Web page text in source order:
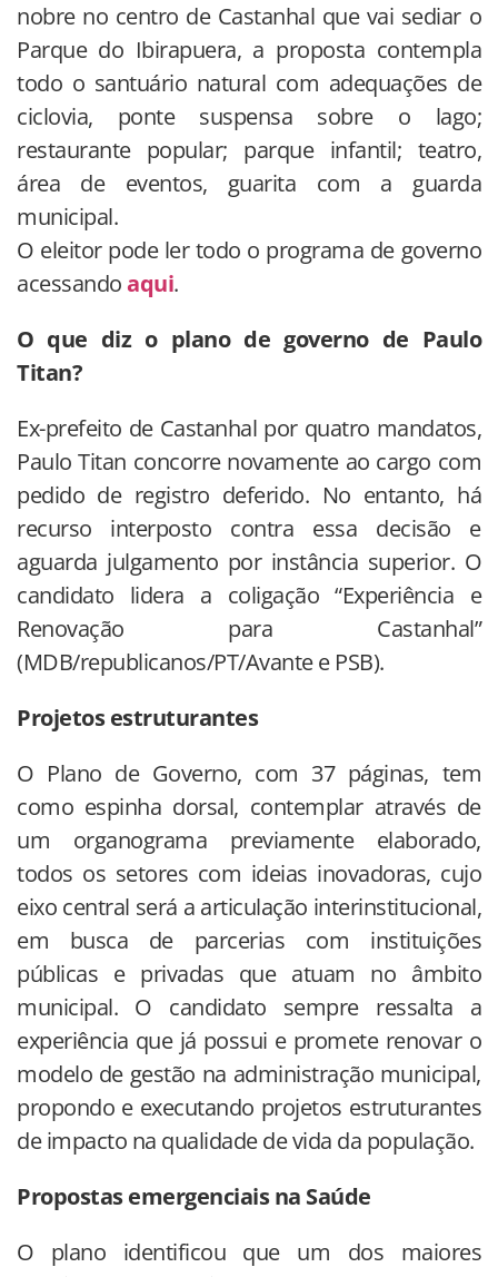
nobre no centro de Castanhal que vai sediar o
Parque do Ibirapuera, a proposta contempla
todo o santuário natural com adequações de
ciclovia, ponte suspensa sobre o lago;
restaurante popular; parque infantil; teatro,
área de eventos, guarita com a guarda
municipal.
O eleitor pode ler todo o programa de governo
acessandoaqui.
O que diz o plano de governo de Paulo
Titan?
Ex-prefeito de Castanhal por quatro mandatos,
Paulo Titan concorre novamente ao cargo com
pedido de registro deferido. No entanto, há
recurso interposto contra essa decisão e
aguarda julgamento por instância superior. O
candidato lidera a coligação “Experiência e
Renovação para Castanhal”
(MDB/republicanos/PT/Avante e PSB).
Projetos estruturantes
O Plano de Governo, com 37 páginas, tem
como espinha dorsal, contemplar através de
um organograma previamente elaborado,
todos os setores com ideias inovadoras, cujo
eixo central será a articulação interinstitucional,
em busca de parcerias com instituições
públicas e privadas que atuam no âmbito
municipal. O candidato sempre ressalta a
experiência que já possui e promete renovar o
modelo de gestão na administração municipal,
propondo e executando projetos estruturantes
de impacto na qualidade de vida da população.
Propostas emergenciais na Saúde
O plano identificou que um dos maiores